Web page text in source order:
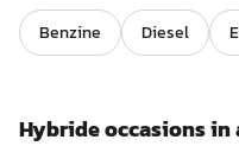
Benzine Diesel
Hybrideoccasions in